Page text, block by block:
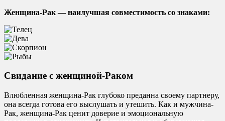
Женщина-Рак — наилучшая совместимость со знаками:
Свидание с женщиной-Раком
Влюбленная женщина-Рак глубоко преданна своему партнеру,
она всегда готова его выслушать и утешить. Как и мужчина-
Рак, женщина-Рак ценит доверие и эмоциональную